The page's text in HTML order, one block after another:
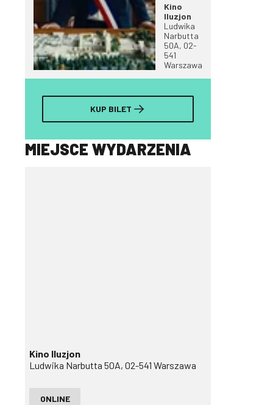
Kino
Iluzjon
Ludwika
Narbutta
50A, 02-
541
Warszawa
KUP BILET
MIEJSCE WYDARZENIA
Kino Iluzjon
Ludwika Narbutta 50A, 02-541 Warszawa
ONLINE